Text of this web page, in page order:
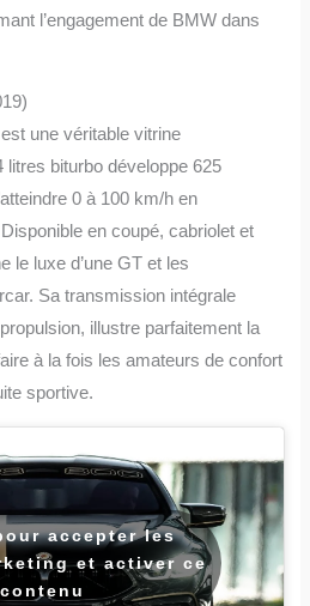
l’engagement de BMW dans
une véritable vitrine
litres biturbo développe 625
0 à 100 km/h en
en coupé, cabriolet et
le luxe d’une GT et les
Sa transmission intégrale
illustre parfaitement la
à la fois les amateurs de confort
sportive.
accepter les
et activer ce
contenu